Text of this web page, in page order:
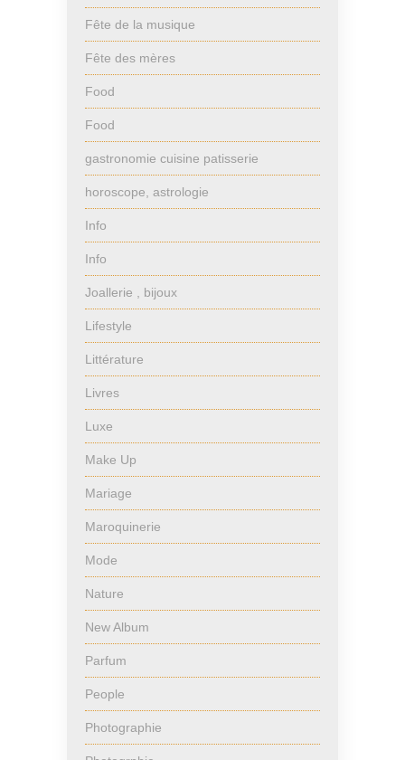
Fête de la musique
Fête des mères
Food
Food
gastronomie cuisine patisserie
horoscope, astrologie
Info
Info
Joallerie , bijoux
Lifestyle
Littérature
Livres
Luxe
Make Up
Mariage
Maroquinerie
Mode
Nature
New Album
Parfum
People
Photographie